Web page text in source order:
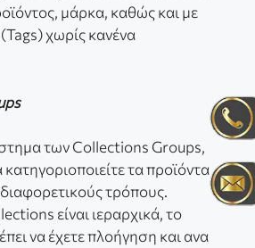
μάρκα, καθώς και με
χωρίς κανένα
των Collections Groups,
κατηγοριοποιείτε τα προϊόντα
τρόπους.
είναι ιεραρχικά, το
να έχετε πλοήγηση και ανα